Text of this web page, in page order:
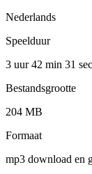
Nederlands
Speelduur
3 uur 42 min 31 sec
Bestandsgrootte
204 MB
Formaat
mp3 download en